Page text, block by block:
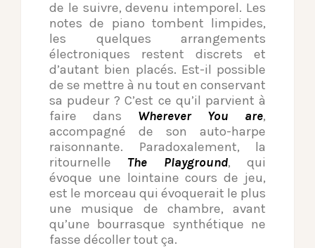
de le suivre, devenu intemporel. Les
notes de piano tombent limpides,
les quelques arrangements
électroniques restent discrets et
d’autant bien placés. Est-il possible
de se mettre à nu tout en conservant
sa pudeur ? C’est ce qu’il parvient à
faire dans Wherever You are,
accompagné de son auto-harpe
raisonnante. Paradoxalement, la
ritournelle The Playground, qui
évoque une lointaine cours de jeu,
est le morceau qui évoquerait le plus
une musique de chambre, avant
qu’une bourrasque synthétique ne
fasse décoller tout ça.